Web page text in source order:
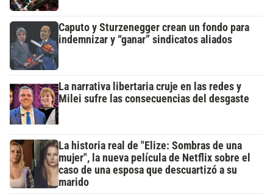
Caputo y Sturzenegger crean un fondo para
indemnizar y “ganar” sindicatos aliados
La narrativa libertaria cruje en las redes y
Milei sufre las consecuencias del desgaste
La historia real de "Elize: Sombras de una
mujer", la nueva película de Netflix sobre el
caso de una esposa que descuartizó a su
marido